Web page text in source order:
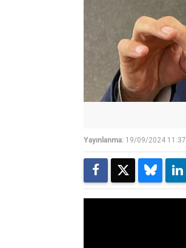
Yayınlanma: 19/09/2024 11:37